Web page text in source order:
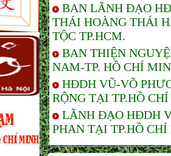
BAN LÃNH ĐẠO
THÁI HOÀNG THÁI
TỘC TP.HCM.
BAN THIỆN
NAM-TP. HỒ CHÍ
HĐDH VŨ-VÕ
RỘNG TẠI TP.HỒ
LÃNH ĐẠO HĐDH
PHAN TẠI TP.HỒ